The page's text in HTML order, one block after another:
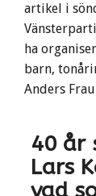
artikel i
ha
barn,
Anders
40 år
Lars
vad